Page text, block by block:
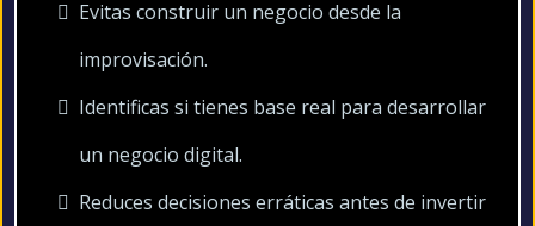
Evitas construir un negocio desde la
improvisación.
Identificas si tienes base real para desarrollar
un negocio digital.
Reduces decisiones erráticas antes de invertir